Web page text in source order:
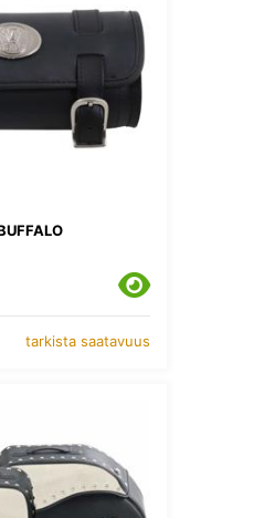
tarkista saatavuus